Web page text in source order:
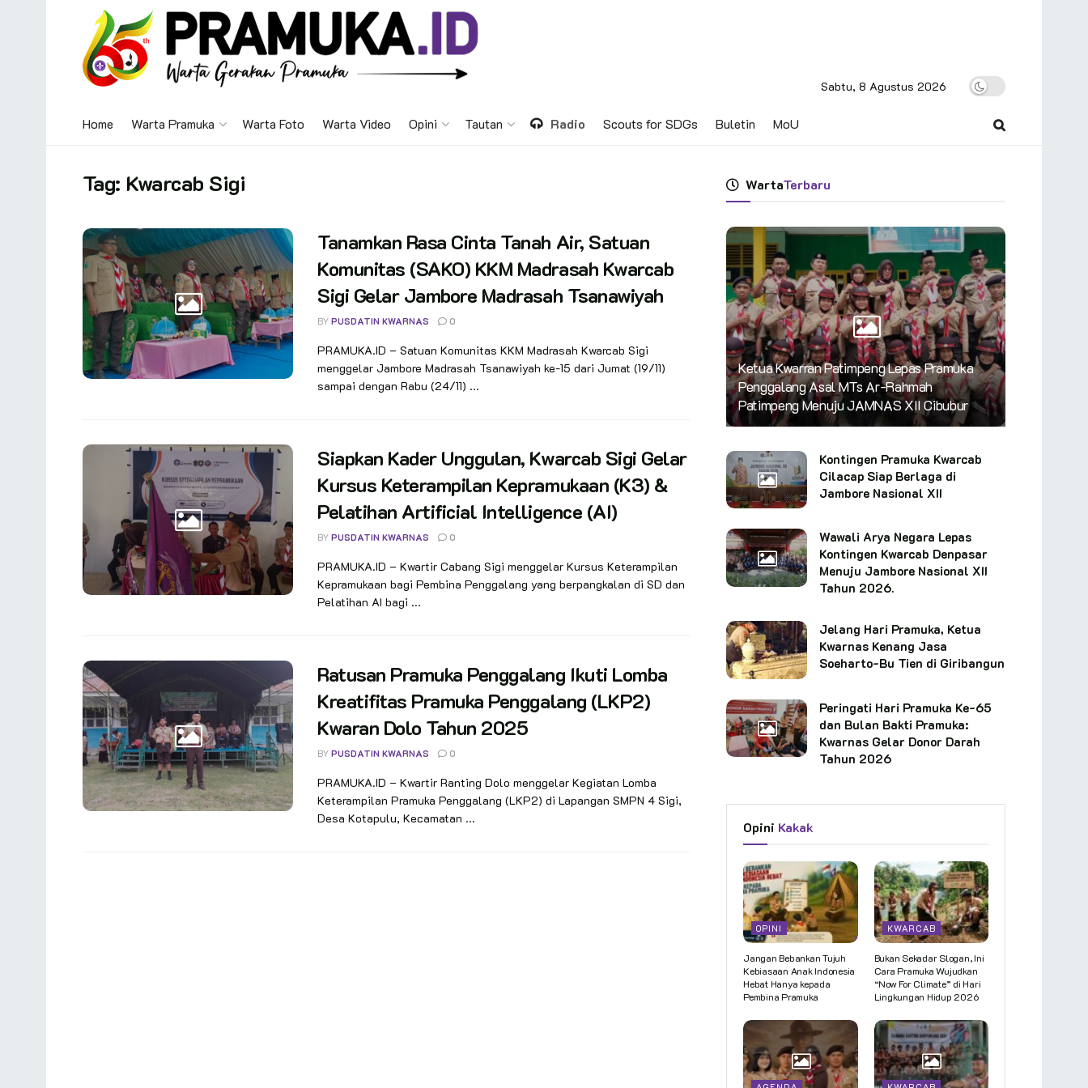
Sabtu, 8 Agustus 2026
Home Warta Pramuka Warta Foto Warta Video Opini Tautan Radio Scouts for SDGs Buletin MoU
Tag: Kwarcab Sigi
Tanamkan Rasa Cinta Tanah Air, Satuan
Komunitas (SAKO) KKM Madrasah Kwarcab
Sigi Gelar Jambore Madrasah Tsanawiyah
BY PUSDATIN KWARNAS 0
PRAMUKA.ID – Satuan Komunitas KKM Madrasah Kwarcab Sigi
menggelar Jambore Madrasah Tsanawiyah ke-15 dari Jumat (19/11)
sampai dengan Rabu (24/11) ...
Siapkan Kader Unggulan, Kwarcab Sigi Gelar
Kursus Keterampilan Kepramukaan (K3) &
Pelatihan Artificial Intelligence (AI)
BY PUSDATIN KWARNAS 0
PRAMUKA.ID – Kwartir Cabang Sigi menggelar Kursus Keterampilan
Kepramukaan bagi Pembina Penggalang yang berpangkalan di SD dan
Pelatihan AI bagi ...
Ratusan Pramuka Penggalang Ikuti Lomba
Kreatifitas Pramuka Penggalang (LKP2)
Kwaran Dolo Tahun 2025
BY PUSDATIN KWARNAS 0
PRAMUKA.ID – Kwartir Ranting Dolo menggelar Kegiatan Lomba
Keterampilan Pramuka Penggalang (LKP2) di Lapangan SMPN 4 Sigi,
Desa Kotapulu, Kecamatan ...
WartaTerbaru
Ketua Kwarran Patimpeng Lepas Pramuka
Penggalang Asal MTs Ar-Rahmah
Patimpeng Menuju JAMNAS XII Cibubur
Kontingen Pramuka Kwarcab
Cilacap Siap Berlaga di
Jambore Nasional XII
Wawali Arya Negara Lepas
Kontingen Kwarcab Denpasar
Menuju Jambore Nasional XII
Tahun 2026.
Jelang Hari Pramuka, Ketua
Kwarnas Kenang Jasa
Soeharto-Bu Tien di Giribangun
Peringati Hari Pramuka Ke-65
dan Bulan Bakti Pramuka:
Kwarnas Gelar Donor Darah
Tahun 2026
Opini Kakak
OPINI
Jangan Bebankan Tujuh
Kebiasaan Anak Indonesia
Hebat Hanya kepada
Pembina Pramuka
KWARCAB
Bukan Sekadar Slogan, Ini
Cara Pramuka Wujudkan
“Now For Climate” di Hari
Lingkungan Hidup 2026